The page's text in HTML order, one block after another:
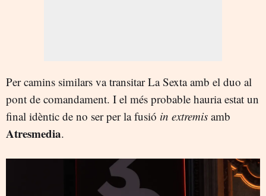
Per camins similars va transitar La Sexta amb el duo al
pont de comandament. I el més probable hauria estat un
final idèntic de no ser per la fusió in extremis amb
Atresmedia.